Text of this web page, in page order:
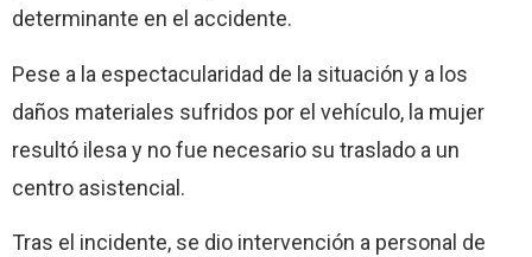
determinante en el accidente.
Pese a la espectacularidad de la situación y a los
daños materiales sufridos por el vehículo, la mujer
resultó ilesa y no fue necesario su traslado a un
centro asistencial.
Tras el incidente, se dio intervención a personal de